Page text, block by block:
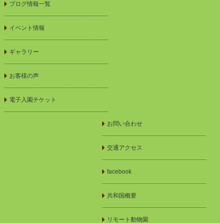
ブログ情報一覧
イベント情報
ギャラリー
お客様の声
電子入園チケット
お問い合わせ
交通アクセス
facebook
共和国概要
リモート動物園